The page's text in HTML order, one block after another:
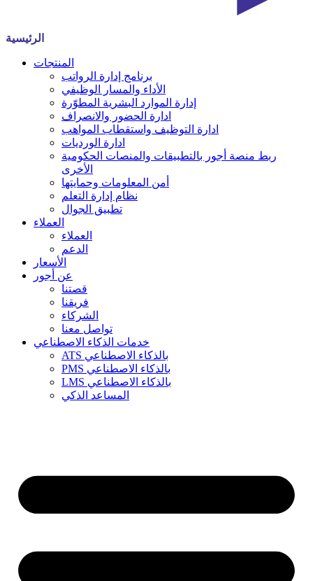
الرئيسية
المنتجات
برنامج إدارة الرواتب
الأداء والمسار الوظيفي
إدارة الموارد البشرية المطوّرة
ادارة الحضور والانصراف
ادارة التوظيف واستقطاب المواهب
ادارة الورديات
ربط منصة أجور بالتطبيقات والمنصات الحكومية
الأخرى
أمن المعلومات وحمايتها
نظام إدارة التعلم
تطبيق الجوال
العملاء
العملاء
الدعم
الأسعار
عن أجور
قصتنا
فريقنا
الشركاء
تواصل معنا
خدمات الذكاء الاصطناعي
ATS بالذكاء الاصطناعي
PMS بالذكاء الاصطناعي
LMS بالذكاء الاصطناعي
المساعد الذكي